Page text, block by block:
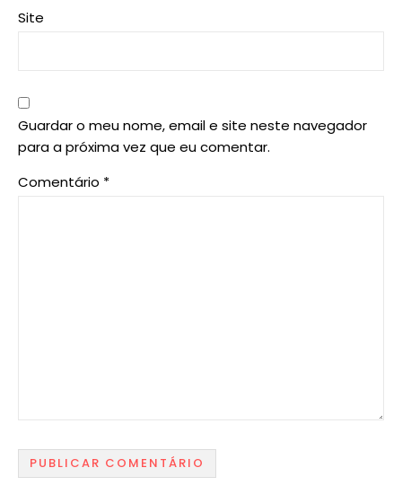
Site
Guardar o meu nome, email e site neste navegador
para a próxima vez que eu comentar.
Comentário *